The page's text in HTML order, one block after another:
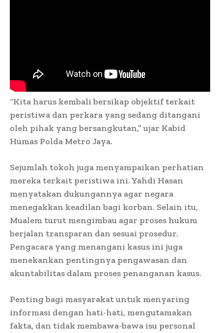
“Kita harus kembali bersikap objektif terkait
peristiwa dan perkara yang sedang ditangani
oleh pihak yang bersangkutan,” ujar Kabid
Humas Polda Metro Jaya.
Sejumlah tokoh juga menyampaikan perhatian
mereka terkait peristiwa ini. Yahdi Hasan
menyatakan dukungannya agar negara
menegakkan keadilan bagi korban. Selain itu,
Mualem turut mengimbau agar proses hukum
berjalan transparan dan sesuai prosedur.
Pengacara yang menangani kasus ini juga
menekankan pentingnya pengawasan dan
akuntabilitas dalam proses penanganan kasus.
Penting bagi masyarakat untuk menyaring
informasi dengan hati-hati, mengutamakan
fakta, dan tidak membawa-bawa isu personal